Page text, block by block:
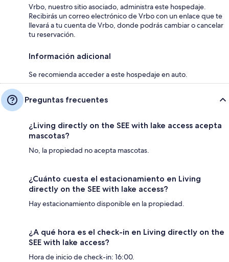
Vrbo, nuestro sitio asociado, administra este hospedaje.
Recibirás un correo electrónico de Vrbo con un enlace que te
llevará a tu cuenta de Vrbo, donde podrás cambiar o cancelar
tu reservación.
Información adicional
Se recomienda acceder a este hospedaje en auto.
Preguntas frecuentes
¿Living directly on the SEE with lake access acepta
mascotas?
No, la propiedad no acepta mascotas.
¿Cuánto cuesta el estacionamiento en Living
directly on the SEE with lake access?
Hay estacionamiento disponible en la propiedad.
¿A qué hora es el check-in en Living directly on the
SEE with lake access?
Hora de inicio de check-in: 16:00.